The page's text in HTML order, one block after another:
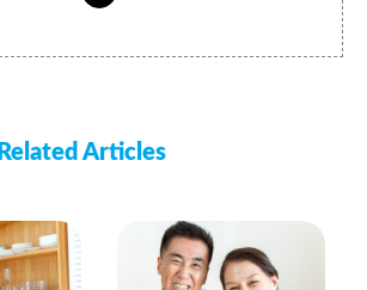
Related Articles